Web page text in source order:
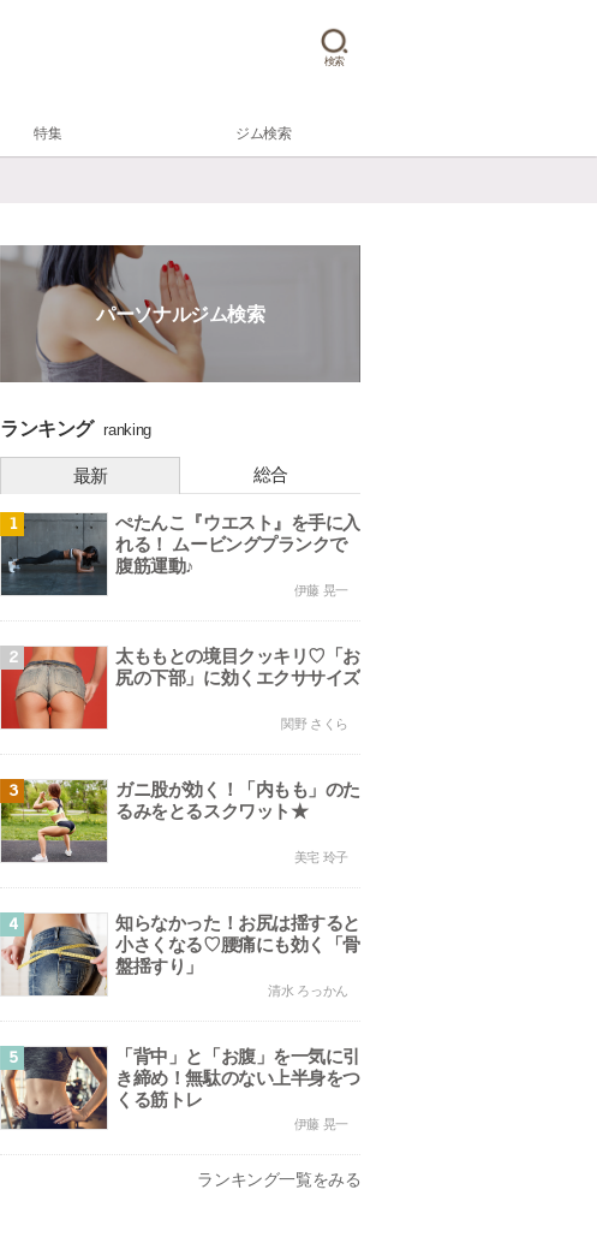
検索
特集 ジム検索
パーソナルジム検索
ランキング ranking
最新 総合
1
ぺたんこ『ウエスト』を手に入
れる！ ムービングプランクで
腹筋運動♪
伊藤 晃一
2
太ももとの境目クッキリ♡「お
尻の下部」に効くエクササイズ
関野 さくら
3
ガニ股が効く！「内もも」のた
るみをとるスクワット★
美宅 玲子
4
知らなかった！お尻は揺すると
小さくなる♡腰痛にも効く「骨
盤揺すり」
清水 ろっかん
5
「背中」と「お腹」を一気に引
き締め！無駄のない上半身をつ
くる筋トレ
伊藤 晃一
ランキング一覧をみる